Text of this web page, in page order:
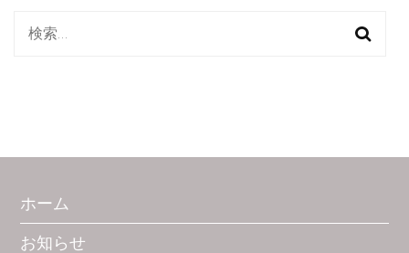
検
ホーム
お知らせ